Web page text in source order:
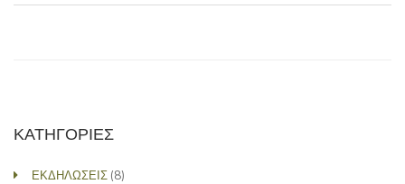
ΚΑΤΗΓΟΡΙΕΣ
ΕΚΔΗΛΩΣΕΙΣ (8)